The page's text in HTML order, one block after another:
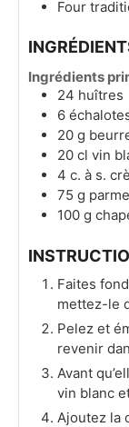
Four
Ingrédients
24 huîtres
6
20 g
20 cl vin
4 c. à s.
75 g
100 g
Faites
mettez-le
Pelez et
revenir
Avant
vin blanc
Ajoutez la